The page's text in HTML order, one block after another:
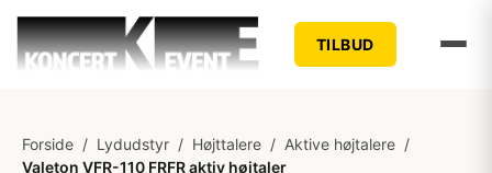
TILBUD
Forside / Lydudstyr / Højttalere / Aktive højtalere /
Valeton VFR-110 FRFR aktiv højtaler